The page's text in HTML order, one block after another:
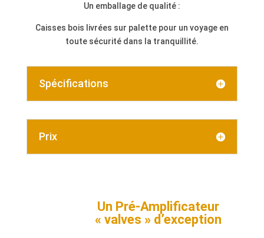
Un emballage de qualité :
Caisses bois livrées sur palette pour un voyage en
toute sécurité dans la tranquillité.
Spécifications
Prix
Un Pré-Amplificateur
« valves » d’exception